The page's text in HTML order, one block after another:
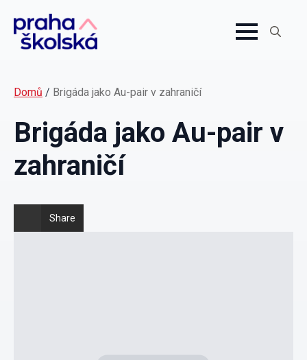
Domů / Brigáda jako Au-pair v zahraničí
Brigáda jako Au-pair v
zahraničí
Share